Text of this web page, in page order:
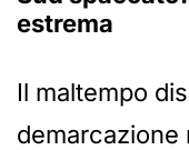
estrema
Il maltempo
demarcazione